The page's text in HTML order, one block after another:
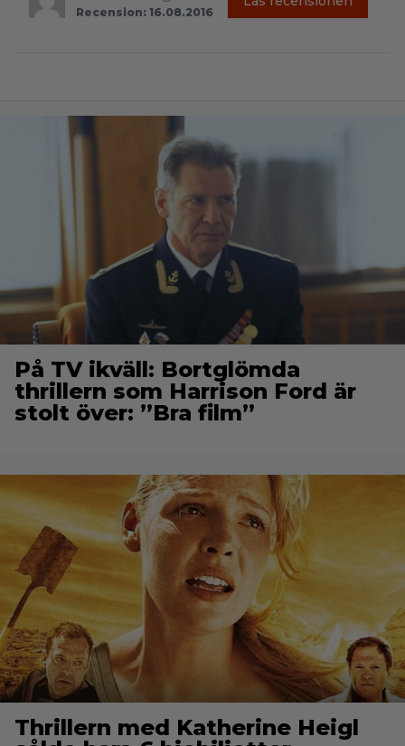
Recension: 16.08.2016
På TV ikväll: Bortglömda
thrillern som Harrison Ford är
stolt över: ”Bra film”
Thrillern med Katherine Heigl